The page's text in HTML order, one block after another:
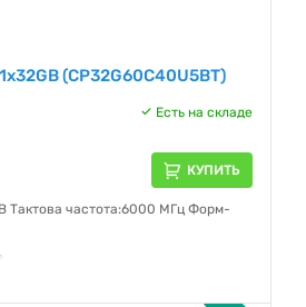
(CP32G60C40U5BT)
Есть на складе
КУПИТЬ
В Тактова частота:6000 МГц Форм-